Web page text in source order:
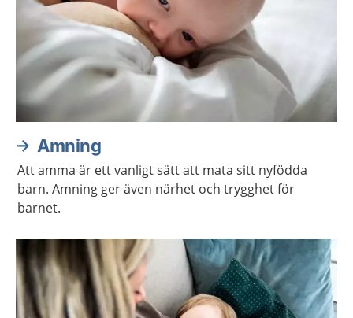
Amning
Att amma är ett vanligt sätt att mata sitt nyfödda
barn. Amning ger även närhet och trygghet för
barnet.